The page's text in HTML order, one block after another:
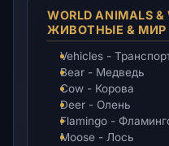
WORLD ANIMALS &
ЖИВОТНЫЕ & МИР
Vehicles -
Bear - Медведь
Cow - Корова
Deer - Олень
Flamingo -
Moose - Лось